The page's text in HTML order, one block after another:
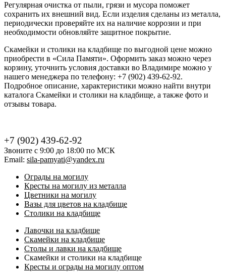
Регулярная очистка от пыли, грязи и мусора поможет
сохранить их внешний вид. Если изделия сделаны из металла,
периодически проверяйте их на наличие коррозии и при
необходимости обновляйте защитное покрытие.
Скамейки и столики на кладбище по выгодной цене можно
приобрести в «Сила Памяти». Оформить заказ можно через
корзину, уточнить условия доставки во Владимире можно у
нашего менеджера по телефону: +7 (902) 439-62-92.
Подробное описание, характеристики можно найти внутри
каталога Скамейки и столики на кладбище, а также фото и
отзывы товара.
+7 (902) 439-62-92
Звоните с 9:00 до 18:00 по МСК
Email: sila-pamyati@yandex.ru
Ограды на могилу
Кресты на могилу из металла
Цветники на могилу
Вазы для цветов на кладбище
Столики на кладбище
Лавочки на кладбище
Скамейки на кладбище
Столы и лавки на кладбище
Скамейки и столики на кладбище
Кресты и ограды на могилу оптом